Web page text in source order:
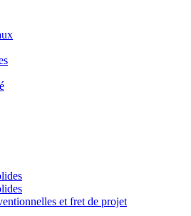
et fret de projet